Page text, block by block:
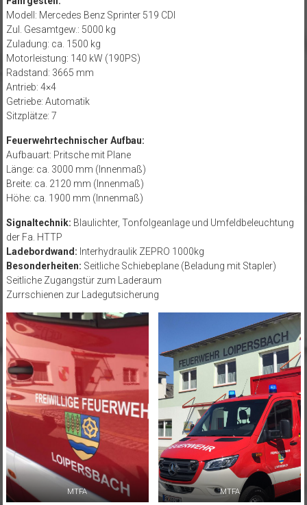
Modell: Mercedes Benz Sprinter 519 CDI
Zul. Gesamtgew.: 5000 kg
Zuladung: ca. 1500 kg
Motorleistung: 140 kW (190PS)
Radstand: 3665 mm
Antrieb: 4×4
Getriebe: Automatik
Sitzplätze: 7
Feuerwehrtechnischer Aufbau:
Aufbauart: Pritsche mit Plane
Länge: ca. 3000 mm (Innenmaß)
Breite: ca. 2120 mm (Innenmaß)
Höhe: ca. 1900 mm (Innenmaß)
Signaltechnik: Blaulichter, Tonfolgeanlage und Umfeldbeleuchtung
der Fa. HTTP
Ladebordwand: Interhydraulik ZEPRO 1000kg
Besonderheiten: Seitliche Schiebeplane (Beladung mit Stapler)
Seitliche Zugangstür zum Laderaum
Zurrschienen zur Ladegutsicherung
MTFA MTFA